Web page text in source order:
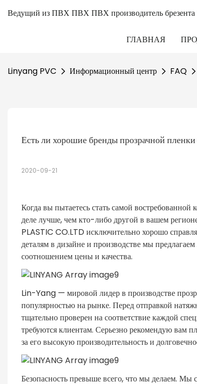
Ведущий из ПВХ ПВХ ПВХ производитель
ГЛАВНАЯ
Linyang PVC Информационный центр FAQ
Есть ли хорошие бренды прозрачной
2020-09-21
Когда вы пытаетесь стать самой
деле лучше, чем кто-либо другой в вашем
PLASTIC CO.LTD исключительно хорошо
деталям в дизайне и производстве мы
соотношением цены и качества.
Lin-Yang — мировой лидер в производстве
популярностью на рынке. Перед отправкой
тщательно проверен на соответствие каждой
требуются клиентам. Серьезно рекомендую
за его высокую производительность и
Безопасность превыше всего, что мы делаем. Мы